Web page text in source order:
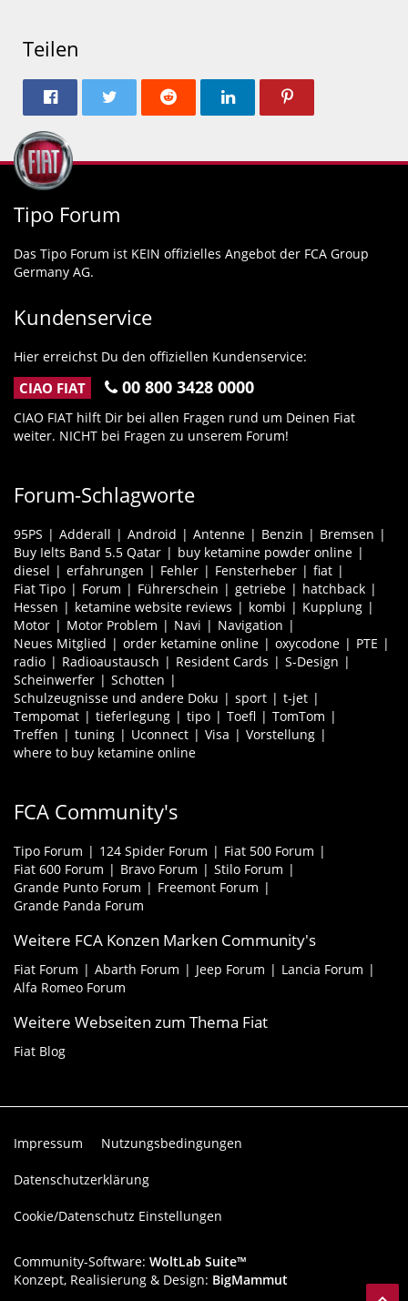
Teilen
Tipo Forum
Das Tipo Forum ist KEIN offizielles Angebot der FCA Group
Germany AG.
Kundenservice
Hier erreichst Du den offiziellen Kundenservice:
CIAO FIAT 00 800 3428 0000
CIAO FIAT hilft Dir bei allen Fragen rund um Deinen Fiat
weiter. NICHT bei Fragen zu unserem Forum!
Forum-Schlagworte
95PS Adderall Android Antenne Benzin
Bremsen
Buy Ielts Band 5.5 Qatar
buy ketamine powder online
diesel
erfahrungen Fehler Fensterheber
fiat
Fiat Tipo
Forum Führerschein getriebe
hatchback
Hessen
ketamine website reviews kombi
Kupplung
Motor
Motor Problem Navi
Navigation
Neues Mitglied
order ketamine online oxycodone
PTE
radio
Radioaustausch Resident Cards
S-Design
Scheinwerfer
Schotten
Schulzeugnisse und andere Doku
sport
t-jet
Tempomat
tieferlegung tipo Toefl
TomTom
Treffen
tuning Uconnect Visa
Vorstellung
where to buy ketamine online
FCA Community's
Tipo Forum 124 Spider Forum
Fiat 500 Forum
Fiat 600 Forum
Bravo Forum
Stilo Forum
Grande Punto Forum
Freemont Forum
Grande Panda Forum
Weitere FCA Konzen Marken Community's
Fiat Forum Abarth Forum Jeep Forum
Lancia Forum
Alfa Romeo Forum
Weitere Webseiten zum Thema Fiat
Fiat Blog
Impressum Nutzungsbedingungen
Datenschutzerklärung
Cookie/Datenschutz Einstellungen
Community-Software: WoltLab Suite™
Konzept, Realisierung & Design: BigMammut